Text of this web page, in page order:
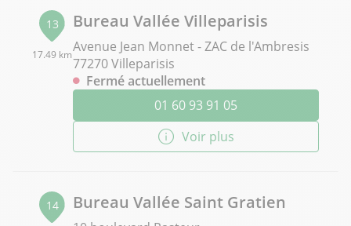
13
17.49 km
Bureau Vallée Villeparisis
Avenue Jean Monnet - ZAC de l'Ambresis
77270 Villeparisis
Fermé actuellement
01 60 93 91 05
Voir plus
14 Bureau Vallée Saint Gratien